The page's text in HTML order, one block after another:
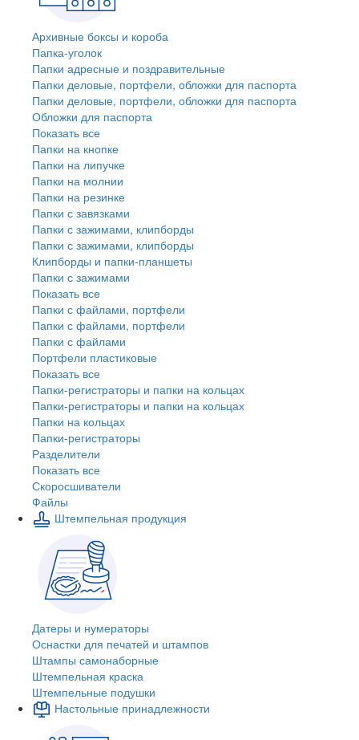
Архивные боксы и короба
Папка-уголок
Папки адресные и поздравительные
Папки деловые, портфели, обложки для паспорта
Папки деловые, портфели, обложки для паспорта
Обложки для паспорта
Показать все
Папки на кнопке
Папки на липучке
Папки на молнии
Папки на резинке
Папки с завязками
Папки с зажимами, клипборды
Папки с зажимами, клипборды
Клипборды и папки-планшеты
Папки с зажимами
Показать все
Папки с файлами, портфели
Папки с файлами, портфели
Папки с файлами
Портфели пластиковые
Показать все
Папки-регистраторы и папки на кольцах
Папки-регистраторы и папки на кольцах
Папки на кольцах
Папки-регистраторы
Разделители
Показать все
Скоросшиватели
Файлы
Штемпельная продукция
Датеры и нумераторы
Оснастки для печатей и штампов
Штампы самонаборные
Штемпельная краска
Штемпельные подушки
Настольные принадлежности